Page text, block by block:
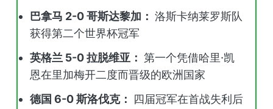
巴拿马 2-0 哥斯达黎加： 洛斯卡纳莱罗斯队
获得第二个世界杯冠军
英格兰 5-0 拉脱维亚： 第一个凭借哈里·凯
恩在里加梅开二度而晋级的欧洲国家
德国 6-0 斯洛伐克： 四届冠军在首战失利后